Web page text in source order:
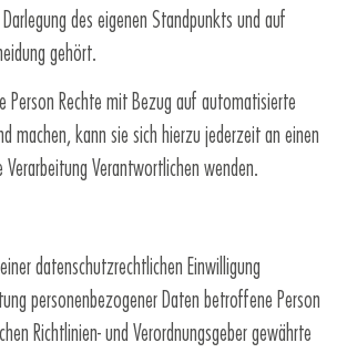
des eigenen Standpunkts und auf
gehört.
Person Rechte mit Bezug auf automatisierte
machen, kann sie sich hierzu jederzeit an einen
Verantwortlichen wenden.
datenschutzrechtlichen Einwilligung
personenbezogener Daten betroffene Person
Richtlinien- und Verordnungsgeber gewährte